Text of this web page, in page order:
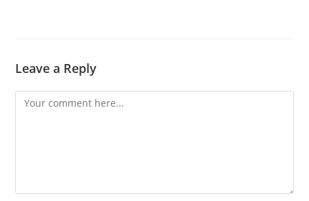
Leave a Reply
Comment